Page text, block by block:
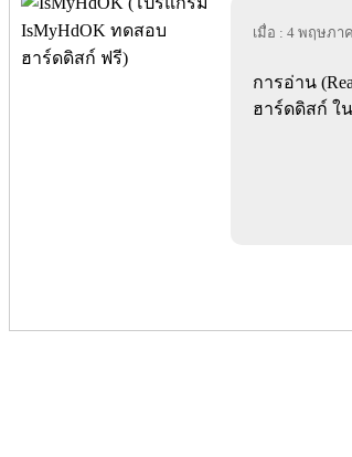
เมื่อ : 4 พฤษภา
การอ่าน
ฮาร์ดดิสก์ ใน